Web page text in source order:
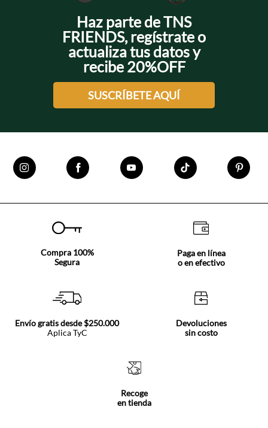
Haz parte de TNS
FRIENDS, regístrate o
actualiza tus datos y
recibe 20%OFF
SUSCRÍBETE AQUÍ
Compra 100%
Segura
Paga en línea
o en efectivo
Envío gratis desde $250.000
Aplica TyC
Devoluciones
sin costo
Recoge
en tienda